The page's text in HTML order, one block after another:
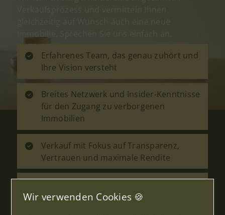
Erfahrenes Team, das genau zuhört und
Ihre Vision versteht
Breites Netzwerk und Insider-Kenntnisse
für den Zugang zu verborgenen
Immobilien
Verkauf mit Fokus auf Transparenz,
Vertrauen und maximale Rendite
Verkaufspreises Ihrer Immobilie
Wir verwenden Cookies 🍪